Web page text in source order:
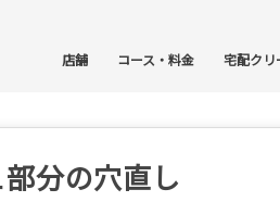
店舗 コース・料金 宅配クリ
分の穴直し